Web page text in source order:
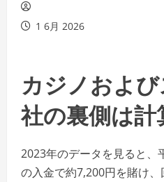
1 6月 2026
カジノおよ
社の裏側は
2023年のデータを見ると、
の入金で約7,200円を賭け